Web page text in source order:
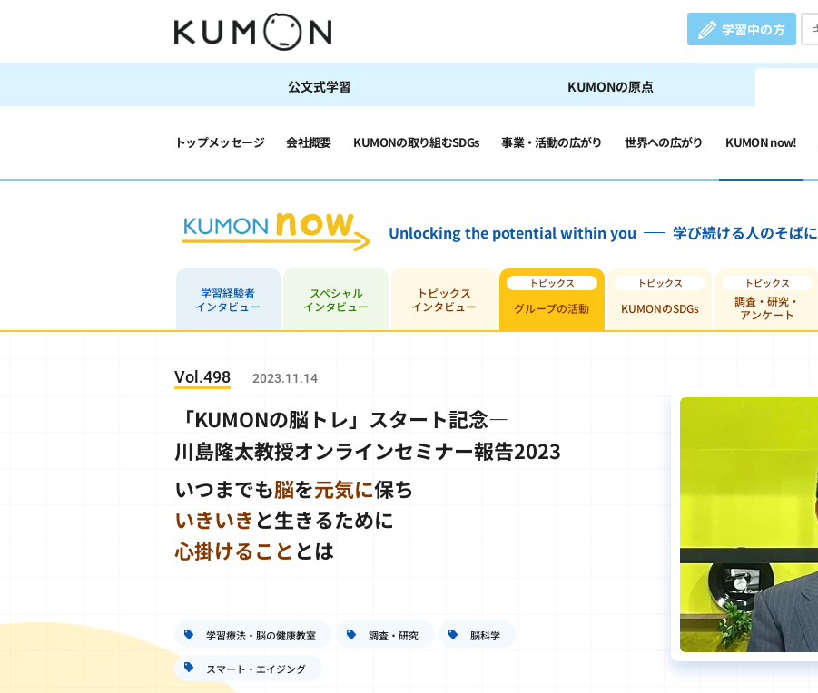
学習中の方
公文式学習 KUMONの原点
トップメッセージ 会社概要 KUMONの取り組むSDGs 事業・活動の広がり 世界への広がり KUMON now!
Unlocking the potential within you 学び続ける人のそばに
学習経験者
インタビュー
スペシャル
インタビュー
トピックス
インタビュー
グループの活動 KUMONのSDGs
調査・研究・
アンケート
Vol.498 2023.11.14
「KUMONの脳トレ」スタート記念―
川島隆太教授オンラインセミナー報告2023
いつまでも脳を元気に保ち
いきいき と生きるために
心掛けること とは
学習療法・脳の健康教室 調査・研究 脳科学
スマート・エイジング